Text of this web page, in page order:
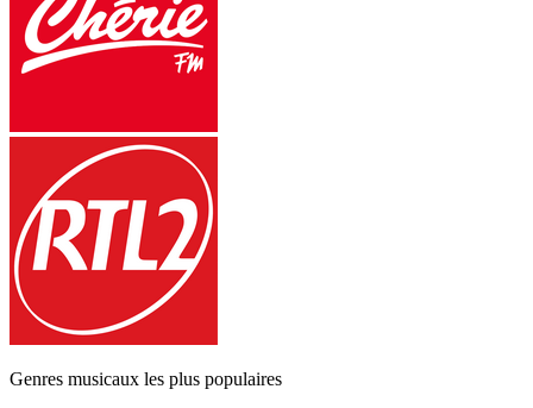
Genres musicaux les plus populaires